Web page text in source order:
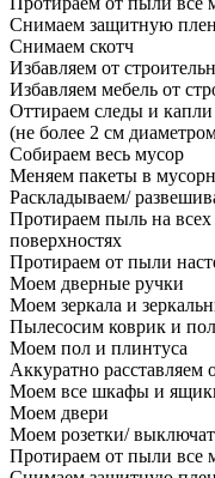
Снимаем защитную
Снимаем скотч
Избавляем от
Избавляем мебель от
Оттираем следы и капли
(не более 2 см
Собираем весь мусор
Меняем пакеты в
Раскладываем/
Протираем пыль на
поверхностях
Протираем от пыли
Моем дверные ручки
Моем зеркала и
Пылесосим коврик и пол
Моем пол и плинтуса
Аккуратно расставляем
Моем все шкафы и
Моем двери
Моем розетки/
Протираем от пыли все